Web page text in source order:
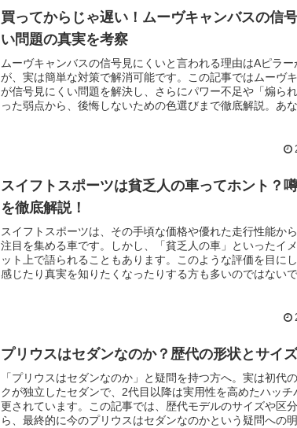
買ってからじゃ遅い！ムーヴキャンバスの信
い問題の真実を考察
ムーヴキャンバスの信号見にくいと言われる理由はAピラー
が、実は簡単な対策で解消可能です。この記事ではムーヴ
が信号見にくい問題を解決し、さらにパワー不足や「煽ら
った弱点から、後悔しないための色選びまで徹底解説。あな
スイフトスポーツは貧乏人の車ってホント？
を徹底解説！
スイフトスポーツは、その手頃な価格や優れた走行性能か
注目を集める車です。しかし、「貧乏人の車」といったイ
ット上で語られることもあります。このような評価を目に
感じたり真実を知りたくなったりする方も多いのではない
に、購入を検討している方が気になる価格帯や維持費、燃
魅力と注意点をバランス良くお伝えします。スイフトスポ
頃な価格で運転の楽しさを味わえる車」として、多くの車
されています。この記事を読むことで、偏見に惑わされるこ
自分のライフスタイルに合った車選びができるはずです。
ポーツの真価を知り、購入判断に役立ててください。
プリウスはセダンなのか？歴代の形状とサイ
「プリウスはセダンなのか」と疑問を持つ方へ。実は初代
クが独立したセダンで、2代目以降は実用性を高めたハッチ
更されています。この記事では、歴代モデルのサイズや区
ら、最終的に今のプリウスはセダンなのかという疑問への